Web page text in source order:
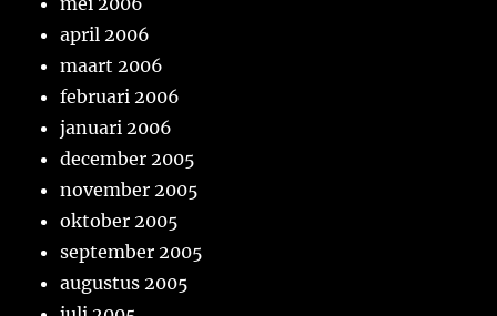
april 2006
maart 2006
februari 2006
januari 2006
december 2005
november 2005
oktober 2005
september 2005
augustus 2005